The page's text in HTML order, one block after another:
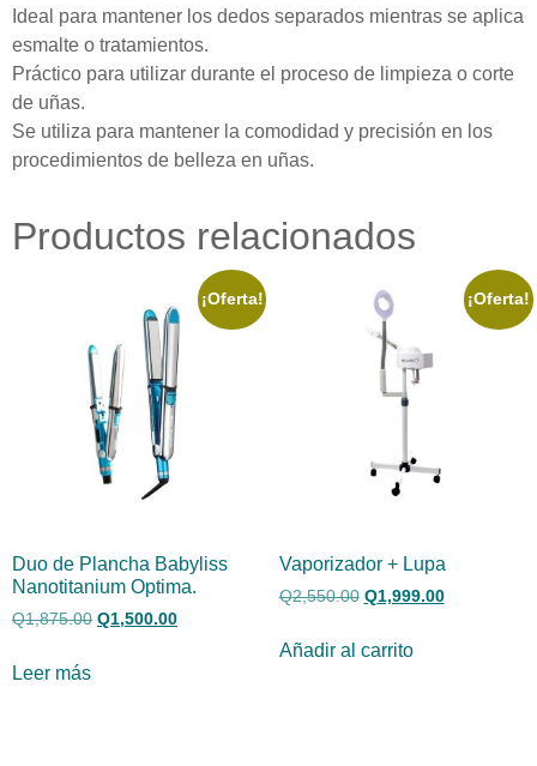
Ideal para mantener los dedos separados mientras se aplica
esmalte o tratamientos.
Práctico para utilizar durante el proceso de limpieza o corte
de uñas.
Se utiliza para mantener la comodidad y precisión en los
procedimientos de belleza en uñas.
Productos relacionados
¡Oferta!
Duo de Plancha Babyliss
Nanotitanium Optima.
Q1,875.00 Q1,500.00
Leer más
¡Oferta!
Vaporizador + Lupa
Q2,550.00 Q1,999.00
Añadir al carrito